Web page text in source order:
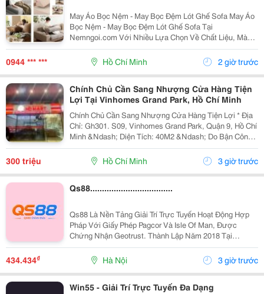
May Áo Bọc Nệm - May Bọc Đệm Lót Ghế Sofa May Áo
Bọc Nệm - May Bọc Đệm Lót Ghế Sofa Tại
Nemngoi.com Với Nhiều Lựa Chọn Về Chất Liệu, Màu
Sắc, Kiểu Dáng Và Kích Thước. Sản Phẩm Được Tư
Vấn Theo Nhu Cầu Thực Tế, Hỗ Trợ Báo Giá Nhanh,
Khuyến Mãi, Ưu...
0944 *** *** Hồ Chí Minh 2 giờ trước
Chính Chủ Cần Sang Nhượng Cửa Hàng Tiện
Lợi Tại Vinhomes Grand Park, Hồ Chí Minh
Chính Chủ Cần Sang Nhượng Cửa Hàng Tiện Lợi * Địa
Chỉ: Gh301. S09, Vinhomes Grand Park, Quận 9, Hồ Chí
Minh &Ndash; Diện Tích: 40M2 &Ndash; Do Bận Công
Việc Đi Nước Ngoài Không Quản Lý Được Nên Mình
Cần Sang Lại Cửa Hàng, &Ndash; Cửa...
300 triệu Hồ Chí Minh 3 giờ trước
Qs88...................................
Qs88 Là Nền Tảng Giải Trí Trực Tuyến Hoạt Động Hợp
Pháp Với Giấy Phép Pagcor Và Isle Of Man, Được
Chứng Nhận Geotrust. Thành Lập Năm 2018 Tại
Philippines, Qs88 Cam Kết Mang Đến Môi Trường Giải
Trí Minh Bạch, Bảo Mật Cao Và Đáng Tin Cậy Cho
Người Chơi...
434.434₫ Hà Nội 3 giờ trước
Win55 - Giải Trí Trực Tuyến Đa Dạng